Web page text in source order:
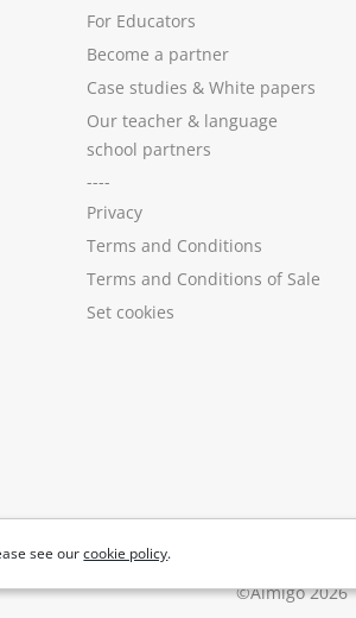
see ourcookie policy.
For Educators
Become a partner
Case studies & White papers
Our teacher & language
school partners
----
Privacy
Terms and Conditions
Terms and Conditions of Sale
Set cookies
©Aimigo 2026